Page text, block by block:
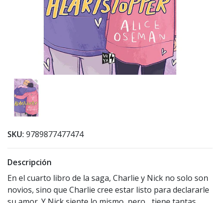
SKU: 9789877477474
Descripción
En el cuarto libro de la saga, Charlie y Nick no solo son
novios, sino que Charlie cree estar listo para declararle